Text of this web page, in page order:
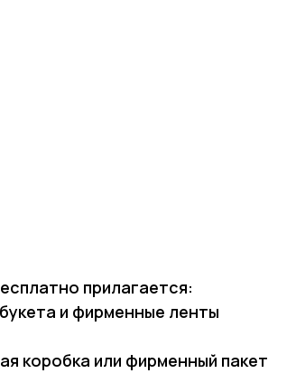
прилагается:
и фирменные ленты
коробка или фирменный пакет